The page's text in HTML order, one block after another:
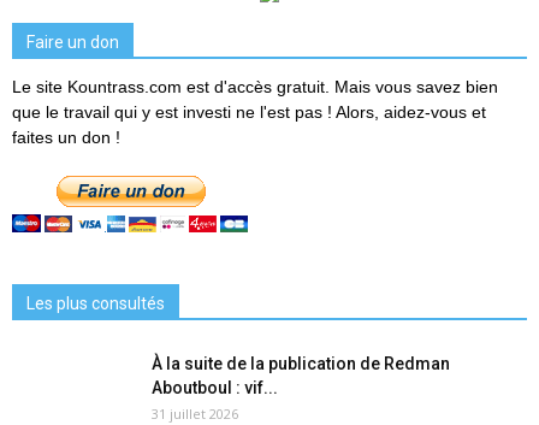
Faire un don
Le site Kountrass.com est d'accès gratuit. Mais vous savez bien
que le travail qui y est investi ne l'est pas ! Alors, aidez-vous et
faites un don !
Les plus consultés
À la suite de la publication de Redman
Aboutboul : vif...
31 juillet 2026